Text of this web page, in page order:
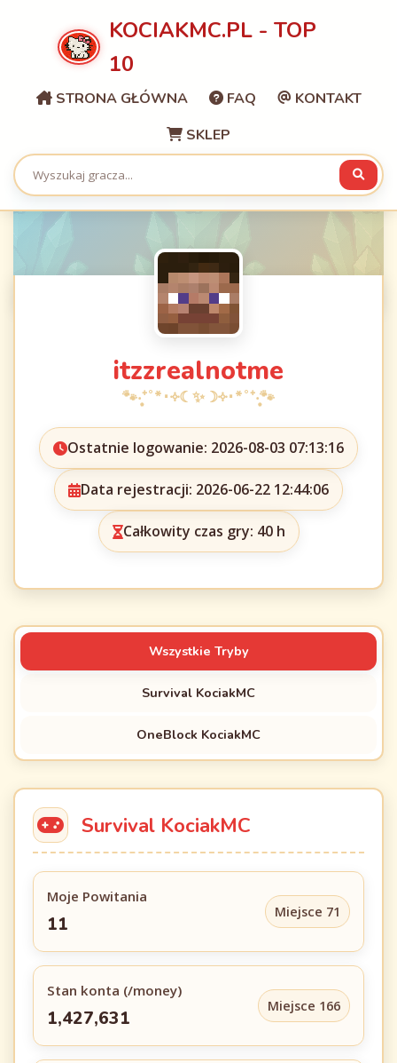
KOCIAKMC.PL - TOP
10
STRONA GŁÓWNA FAQ
KONTAKT
SKLEP
itzzrealnotme
Ostatnie logowanie: 2026-08-03 07:13:16
Data rejestracji: 2026-06-22 12:44:06
Całkowity czas gry: 40 h
Wszystkie Tryby
Survival KociakMC
OneBlock KociakMC
Survival KociakMC
Moje Powitania
11
Miejsce 71
Stan konta (/money)
1,427,631
Miejsce 166